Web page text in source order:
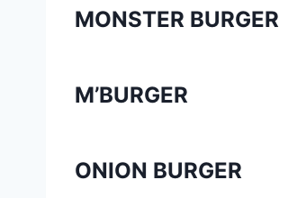
MONSTER BURGER
M’BURGER
ONION BURGER